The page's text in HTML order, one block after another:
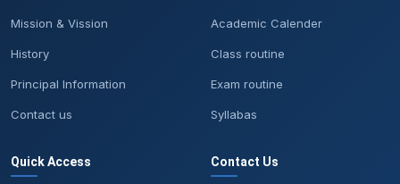
Mission & Vission
History
Principal Information
Contact us
Academic Calender
Class routine
Exam routine
Syllabas
Quick Access Contact Us